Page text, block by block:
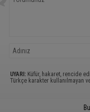
UYARI: Küfür, hakaret, rencide
Türkçe karakter kullanılmayan